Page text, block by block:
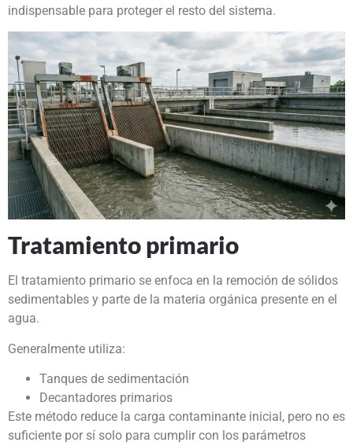
indispensable para proteger el resto del sistema.
Tratamiento primario
El tratamiento primario se enfoca en la remoción de sólidos
sedimentables y parte de la materia orgánica presente en el
agua.
Generalmente utiliza:
Tanques de sedimentación
Decantadores primarios
Este método reduce la carga contaminante inicial, pero no es
suficiente por sí solo para cumplir con los parámetros